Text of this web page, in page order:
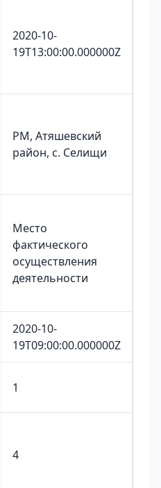
2020-10-
19T13:00:00.000000Z
РМ, Атяшевский
район, с. Селищи
Место
фактического
осуществления
деятельности
2020-10-
19T09:00:00.000000Z
1
4